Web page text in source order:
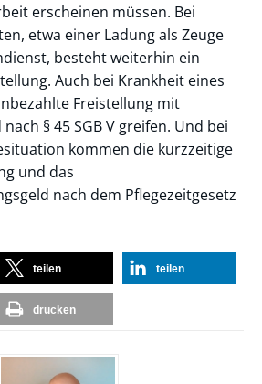
erscheinen müssen. Bei
etwa einer Ladung als Zeuge
besteht weiterhin ein
Auch bei Krankheit eines
Freistellung mit
§ 45 SGB V greifen. Und bei
kommen die kurzzeitige
und das
nach dem Pflegezeitgesetz
teilen teilen
drucken